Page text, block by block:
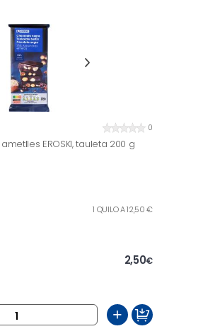
0
EROSKI, tauleta 200 g
1 QUILO A 12,50 €
2,50€
+